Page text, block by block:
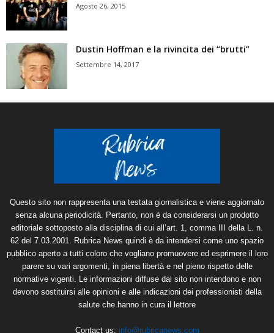
Agosto 26, 2015
Dustin Hoffman e la rivincita dei “brutti”
Settembre 14, 2017
Questo sito non rappresenta una testata giornalistica e viene aggiornato
senza alcuna periodicità. Pertanto, non è da considerarsi un prodotto
editoriale sottoposto alla disciplina di cui all’art. 1, comma III della L. n.
62 del 7.03.2001. Rubrica News quindi è da intendersi come uno spazio
pubblico aperto a tutti coloro che vogliano promuovere ed esprimere il loro
parere su vari argomenti, in piena libertà e nel pieno rispetto delle
normative vigenti. Le informazioni diffuse dal sito non intendono e non
devono sostituirsi alle opinioni e alle indicazioni dei professionisti della
salute che hanno in cura il lettore
Contact us: info@rubricanews.com